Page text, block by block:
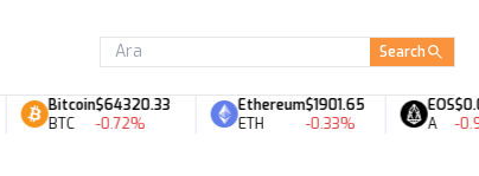
Search
Bitcoin
BTC
$64320.33
-0.72%
Ethereum
ETH
$1901.65
-0.33%
EOS
A
$0.06
-